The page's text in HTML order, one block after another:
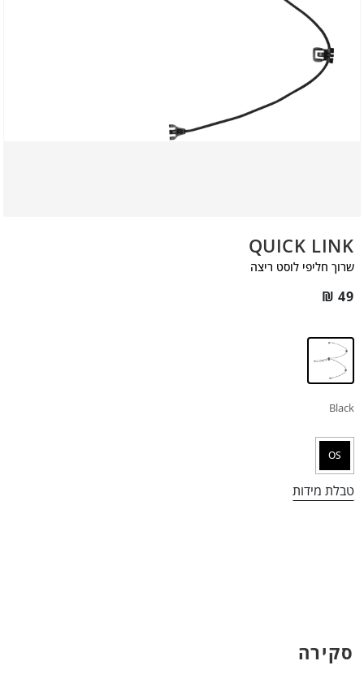
QUICK LINK
שרוך חליפי לוסט ריצה
₪ 49
Black
OS
טבלת מידות
סקירה